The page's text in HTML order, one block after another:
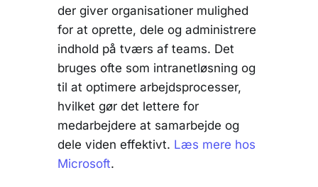
der giver organisationer mulighed
for at oprette, dele og administrere
indhold på tværs af teams. Det
bruges ofte som intranetløsning og
til at optimere arbejdsprocesser,
hvilket gør det lettere for
medarbejdere at samarbejde og
dele viden effektivt. Læs mere hos
Microsoft.